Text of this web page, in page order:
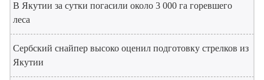
В Якутии за сутки погасили около 3 000 га горевшего
леса
Сербский снайпер высоко оценил подготовку стрелков из
Якутии